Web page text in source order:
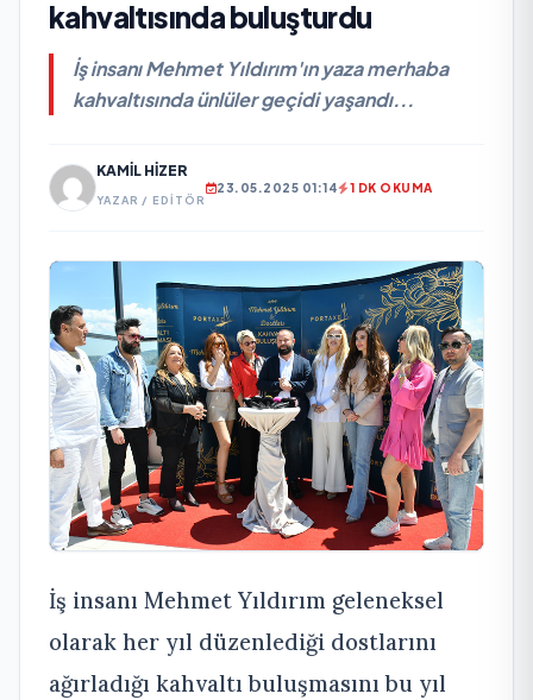
kahvaltısında buluşturdu
İş insanı Mehmet Yıldırım'ın yaza merhaba
kahvaltısında ünlüler geçidi yaşandı...
KAMIL HIZER
YAZAR / EDITÖR
23.05.2025 01:14 1 DK OKUMA
İş insanı Mehmet Yıldırım geleneksel
olarak her yıl düzenlediği dostlarını
ağırladığı kahvaltı buluşmasını bu yıl